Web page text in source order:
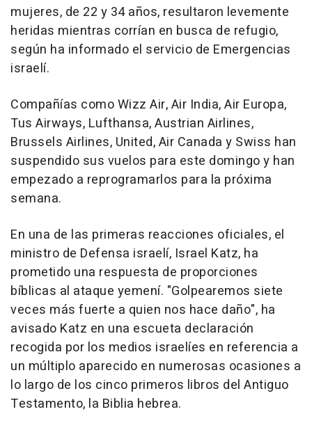
mujeres, de 22 y 34 años, resultaron levemente
heridas mientras corrían en busca de refugio,
según ha informado el servicio de Emergencias
israelí.
Compañías como Wizz Air, Air India, Air Europa,
Tus Airways, Lufthansa, Austrian Airlines,
Brussels Airlines, United, Air Canada y Swiss han
suspendido sus vuelos para este domingo y han
empezado a reprogramarlos para la próxima
semana.
En una de las primeras reacciones oficiales, el
ministro de Defensa israelí, Israel Katz, ha
prometido una respuesta de proporciones
bíblicas al ataque yemení. "Golpearemos siete
veces más fuerte a quien nos hace daño", ha
avisado Katz en una escueta declaración
recogida por los medios israelíes en referencia a
un múltiplo aparecido en numerosas ocasiones a
lo largo de los cinco primeros libros del Antiguo
Testamento, la Biblia hebrea.